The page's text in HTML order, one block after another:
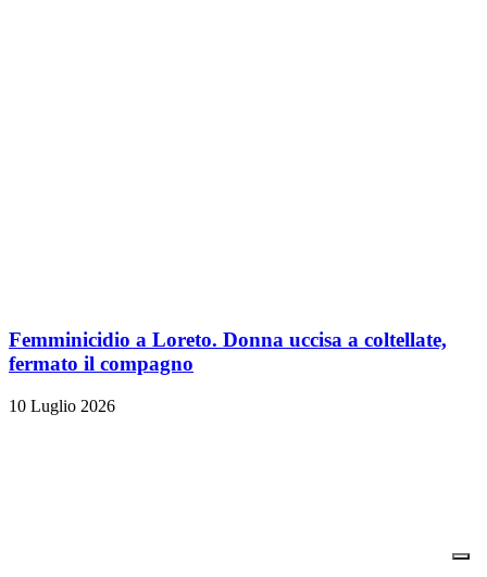
Femminicidio a Loreto. Donna uccisa a coltellate,
fermato il compagno
10 Luglio 2026